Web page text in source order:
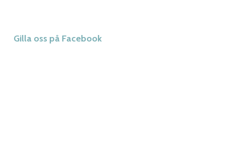
Gilla oss på Facebook